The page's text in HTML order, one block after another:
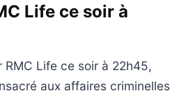
Life ce soir à
RMC Life ce soir à 22h45,
aux affaires criminelles